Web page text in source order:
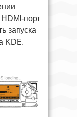
HDMI-порт
запуска
KDE.